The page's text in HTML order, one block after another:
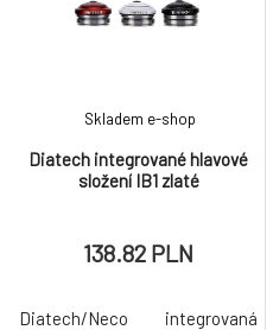
Diatech integrované hlavové
složení IB1 zlaté
Skladem e-shop
138.82 PLN
Diatech/Neco integrovaná